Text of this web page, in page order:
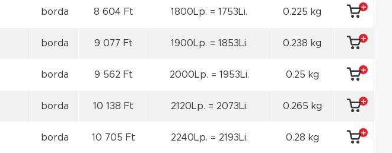
borda 8 604 Ft 1800Lp. = 1753Li. 0.225 kg
borda 9 077 Ft 1900Lp. = 1853Li. 0.238 kg
borda 9 562 Ft 2000Lp. = 1953Li. 0.25 kg
borda 10 138 Ft 2120Lp. = 2073Li. 0.265 kg
borda 10 705 Ft 2240Lp. = 2193Li. 0.28 kg